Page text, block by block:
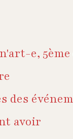
e,
des
avoir